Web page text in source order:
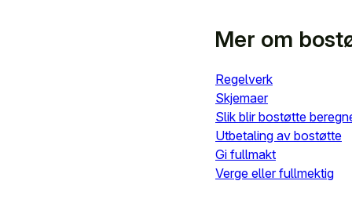
Mer om
Regelverk
Skjemaer
Slik blir bostøtte
Utbetaling av bostøtte
Gi fullmakt
Verge eller fullmektig